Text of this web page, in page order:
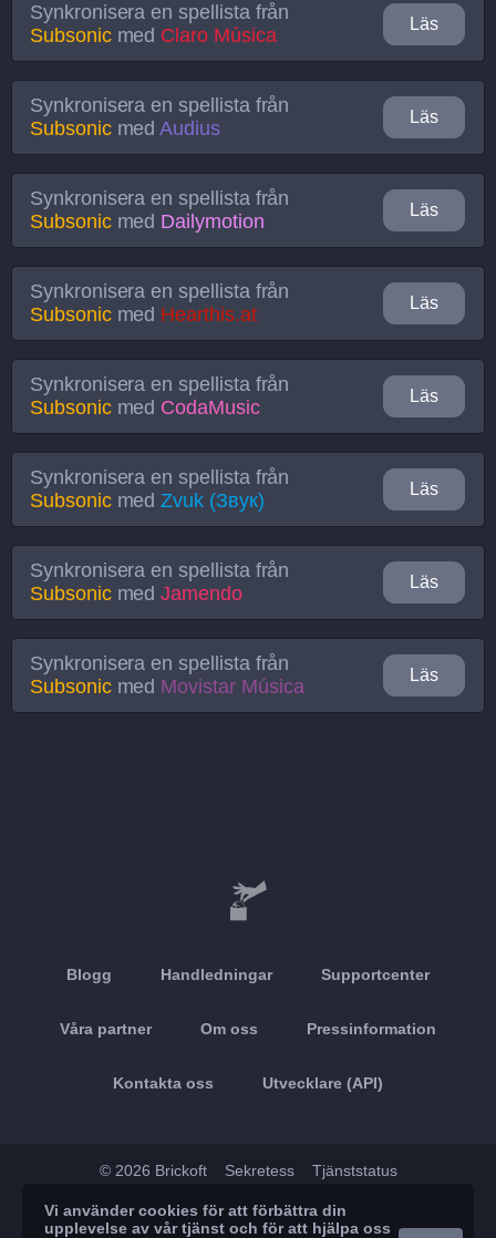
Synkronisera en spellista från
Subsonicmed Claro Música
Läs
Synkronisera en spellista från
SubsonicmedAudius
Läs
Synkronisera en spellista från
Subsonicmed Dailymotion
Läs
Synkronisera en spellista från
Subsonicmed Hearthis.at
Läs
Synkronisera en spellista från
Subsonicmed CodaMusic
Läs
Synkronisera en spellista från
SubsonicmedZvuk (Звук)
Läs
Synkronisera en spellista från
SubsonicmedJamendo
Läs
Synkronisera en spellista från
Subsonicmed Movistar Música
Läs
Blogg Handledningar Supportcenter
Våra partner Om oss Pressinformation
Kontakta oss Utvecklare (API)
© 2026 Brickoft Sekretess Tjänststatus
App Store Google Play
Vi använder cookies för att förbättra din
upplevelse av vår tjänst och för att hjälpa oss